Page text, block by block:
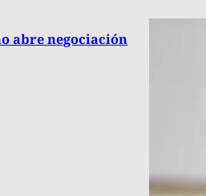
abre negociación